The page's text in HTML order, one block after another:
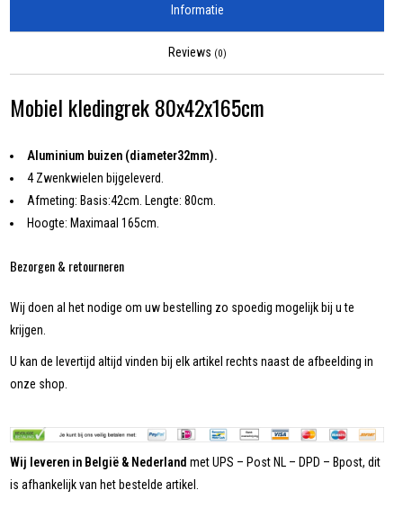
Informatie
Reviews (0)
Mobiel kledingrek 80x42x165cm
Aluminium buizen (diameter32mm).
4 Zwenkwielen bijgeleverd.
Afmeting: Basis:42cm. Lengte: 80cm.
Hoogte: Maximaal 165cm.
Bezorgen & retourneren
Wij doen al het nodige om uw bestelling zo spoedig mogelijk bij u te
krijgen.
U kan de levertijd altijd vinden bij elk artikel rechts naast de afbeelding in
onze shop.
Wij leveren in België & Nederland met UPS – Post NL – DPD – Bpost, dit
is afhankelijk van het bestelde artikel.